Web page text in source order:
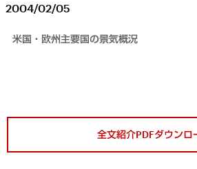
2004/02/05
米国・欧州主要国の景気概況
全文紹介PDFダウンロ